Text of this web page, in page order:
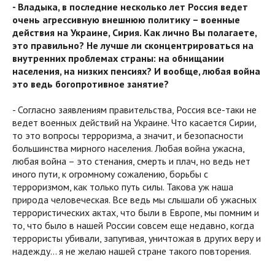
- Владыка, в последние несколько лет Россия ведет
очень агрессивную внешнюю политику – военные
действия на Украине, Сирия. Как лично Вы полагаете,
это правильно? Не лучше ли сконцентрироваться на
внутренних проблемах страны: на обнищании
населения, на низких пенсиях? И вообще, любая война
это ведь богопротивное занятие?
- Согласно заявлениям правительства, Россия все-таки не
ведет военных действий на Украине. Что касается Сирии,
то это вопросы терроризма, а значит, и безопасности
большинства мирного населения. Любая война ужасна,
любая война – это стенания, смерть и плач, но ведь нет
иного пути, к огромному сожалению, борьбы с
терроризмом, как только путь силы. Такова уж наша
природа человеческая. Все ведь мы слышали об ужасных
террористических актах, что были в Европе, мы помним и
то, что было в нашей России совсем еще недавно, когда
террористы убивали, запугивая, уничтожая в других веру и
надежду… я не желаю нашей стране такого повторения.